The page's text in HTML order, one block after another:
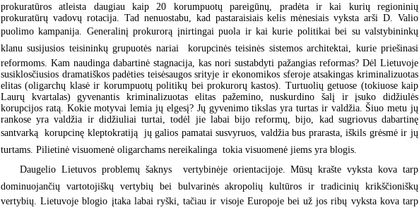
prokuratūros atleista daugiau kaip 20 korumpuotų pareigūnų, pradėta ir kai kurių regioninių
prokuratūrų vadovų rotacija. Tad nenuostabu, kad pastaraisiais kelis mėnesiais vyksta arši D. Valio
puolimo kampanija. Generalinį prokurorą įnirtingai puola ir kai kurie politikai bei su valstybininkų
klanu susijusios teisininkų grupuotės nariai  korupcinės teisinės sistemos architektai, kurie priešinasi
reformoms. Kam naudinga dabartinė stagnacija, kas nori sustabdyti pažangias reformas? Dėl Lietuvoje
susiklosčiusios dramatiškos padėties teisėsaugos srityje ir ekonomikos sferoje atsakingas kriminalizuotas
elitas (oligarchų klasė ir korumpuotų politikų bei prokurorų kastos). Turtuolių getuose (tokiuose kaip
Laurų kvartalas) gyvenantis kriminalizuotas elitas pažemino, nuskurdino šalį ir įsuko didžiulės
korupcijos ratą. Kokie motyvai lemia jų elgesį? Jų gyvenimo tikslas yra turtas ir valdžia. Šiuo metu jų
rankose yra valdžia ir didžiuliai turtai, todėl jie labai bijo reformų, bijo, kad sugriovus dabartinę
santvarką  korupcinę kleptokratiją  jų galios pamatai susvyruos, valdžia bus prarasta, iškils grėsmė ir jų
turtams. Pilietinė visuomenė oligarchams nereikalinga  tokia visuomenė jiems yra blogis.
Daugelio Lietuvos problemų šaknys  vertybinėje orientacijoje. Mūsų krašte vyksta kova tarp
dominuojančių vartotojiškų vertybių bei bulvarinės akropolių kultūros ir tradicinių krikščioniškų
vertybių. Lietuvoje blogio įtaka labai ryški, tačiau ir visoje Europoje bei už jos ribų vyksta kova tarp